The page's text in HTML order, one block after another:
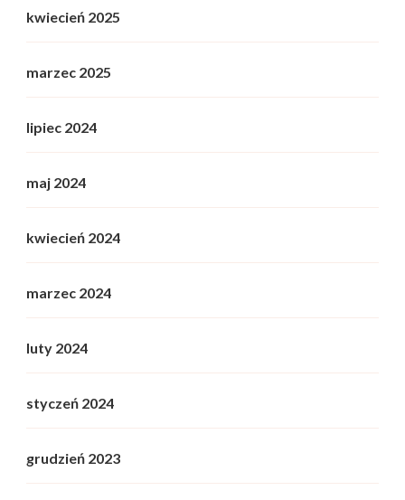
kwiecień 2025
marzec 2025
lipiec 2024
maj 2024
kwiecień 2024
marzec 2024
luty 2024
styczeń 2024
grudzień 2023